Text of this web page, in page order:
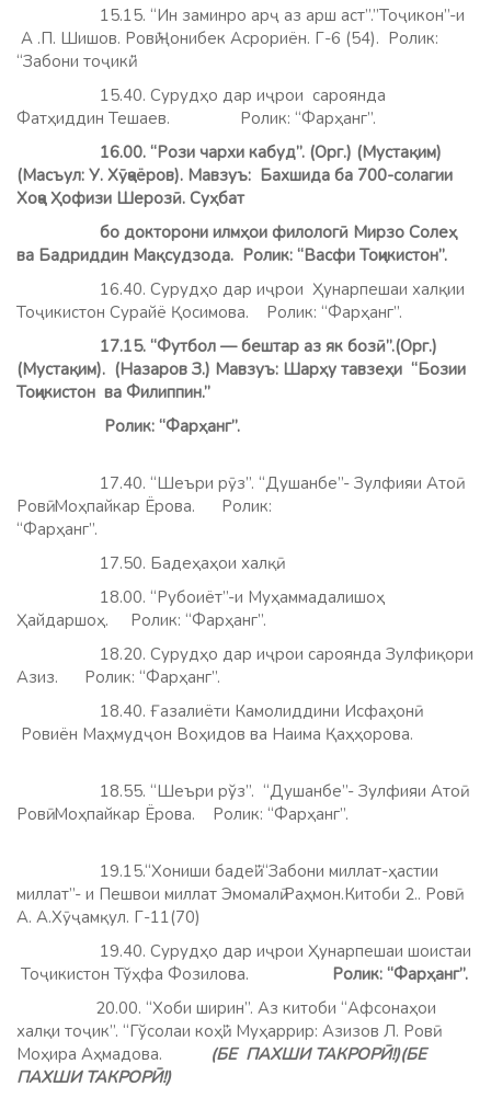
15.15. “Ин заминро арҷ аз арш аст”.”Тоҷикон”-и
А .П. Шишов. Ровӣ:Ҷонибек Асрориён. Г-6 (54). Ролик:
“Забони тоҷикӣ.”
15.40. Сурудҳо дар иҷрои сароянда
Фатҳиддин Тешаев. Ролик: “Фарҳанг”.
16.00. “Рози чархи кабуд”. (Орг.) (Мустақим)
(Масъул: У. Хӯҷаёров). Мавзуъ: Бахшида ба 700-солагии
Хоҷа Ҳофизи Шерозӣ. Суҳбат
бо докторони илмҳои филологӣ Мирзо Солеҳ
ва Бадриддин Мақсудзода. Ролик: “Васфи Тоҷикистон”.
16.40. Сурудҳо дар иҷрои Ҳунарпешаи халқии
Тоҷикистон Сурайё Қосимова.
Ролик: “Фарҳанг”.
17.15. “Футбол — бештар аз як бозӣ”.(Орг.)
(Мустақим). (Назаров З.) Мавзуъ: Шарҳу тавзеҳи “Бозии
Тоҷикистон ва Филиппин.”
Ролик: “Фарҳанг”.
17.40. “Шеъри рӯз”. “Душанбе”- Зулфияи Атоӣ.
Ровӣ: Моҳпайкар Ёрова. Ролик:
17.50. Бадеҳаҳои халқӣ.
18.00. “Рубоиёт”-и Муҳаммадалишоҳ
Ҳайдаршоҳ. Ролик: “Фарҳанг”.
18.20. Сурудҳо дар иҷрои сароянда Зулфиқори
Азиз. Ролик: “Фарҳанг”.
18.40. Ғазалиёти Камолиддини Исфаҳонӣ.
Ровиён Маҳмудҷон Воҳидов ва Наима Қаҳҳорова.
18.55. “Шеъри рўз”. “Душанбе”- Зулфияи Атоӣ.
Ровӣ: Моҳпайкар Ёрова. Ролик: “Фарҳанг”.
19.15.“Хониши бадеӣ”.“Забони миллат-ҳастии
миллат”- и Пешвои миллат Эмомалӣ Раҳмон.Китоби 2.. Ровӣ:
А. А.Хӯҷамқул. Г-11(70)
19.40. Сурудҳо дар иҷрои Ҳунарпешаи шоистаи
Тоҷикистон Тўҳфа Фозилова. Ролик: “Фарҳанг”.
20.00. “Хоби ширин”. Аз китоби “Афсонаҳои
халқи тоҷик”. “Гўсолаи коҳӣ”. Муҳаррир: Азизов Л. Ровӣ:
Моҳира Аҳмадова.
(БЕ ПАХШИ ТАКРОРӢ!)(БЕ
ПАХШИ ТАКРОРӢ!)